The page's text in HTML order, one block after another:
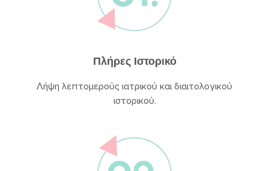
Πλήρες Ιστορικό
Λήψη λεπτομερούς ιατρικού και διαιτολογικού
ιστορικού.